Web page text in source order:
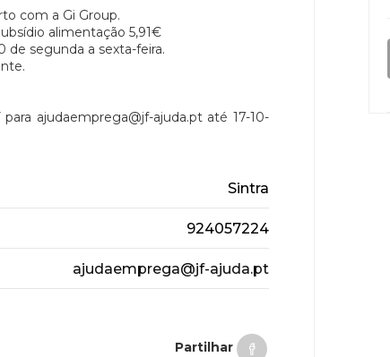
com a Gi Group.
alimentação 5,91€
de segunda a sexta-feira.
Português
ajudaemprega@jf-ajuda.pt até 17-10-
Sintra
924057224
ajudaemprega@jf-ajuda.pt
Partilhar